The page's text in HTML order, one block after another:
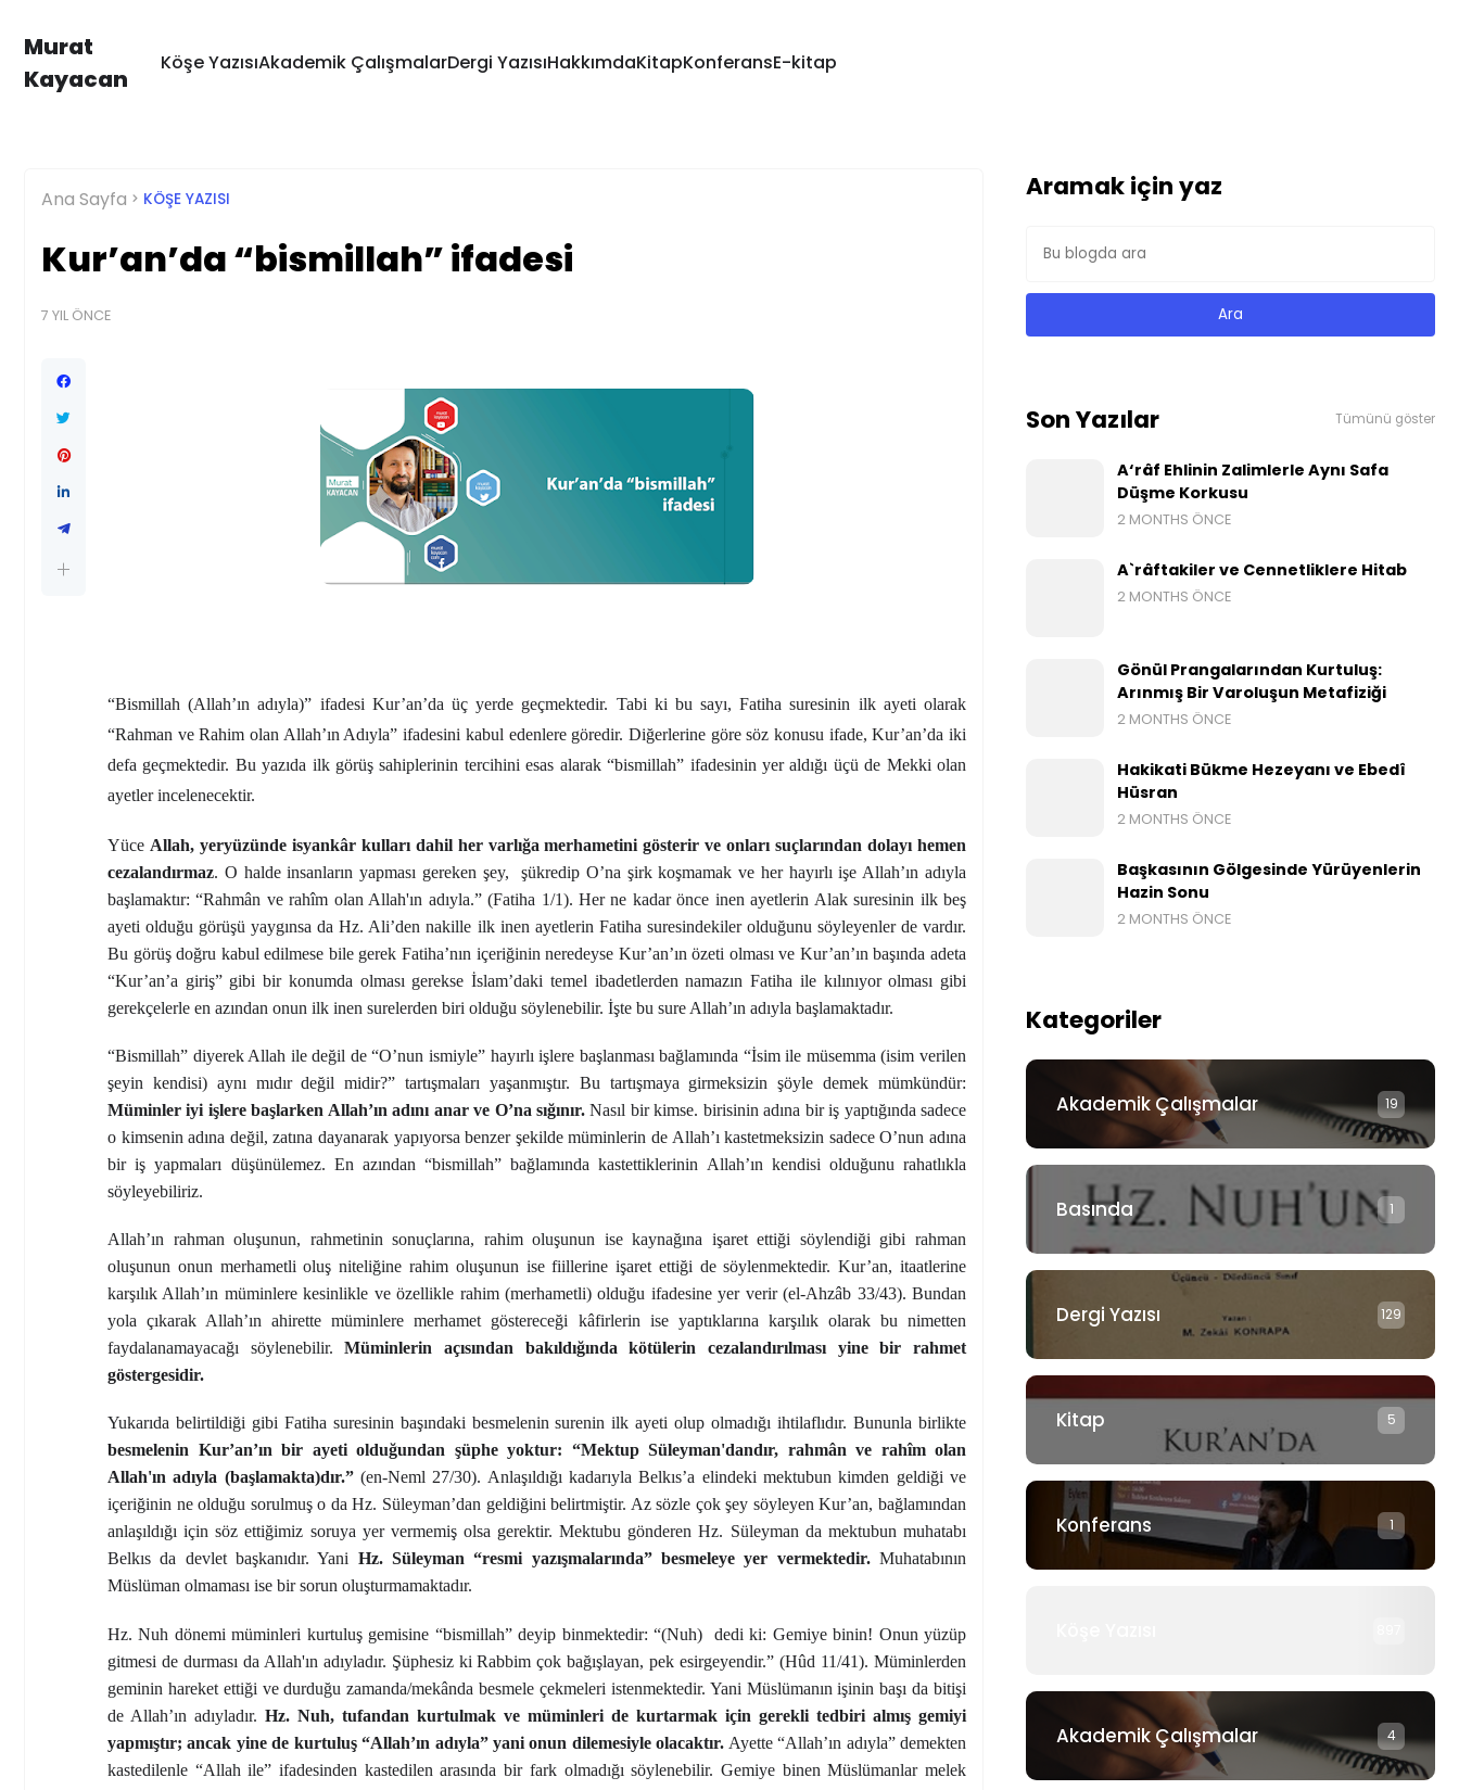
Murat
Kayacan
Köşe YazısıAkademik ÇalışmalarDergi YazısıHakkımdaKitapKonferansE-kitap
Ana Sayfa KÖŞE YAZISI
Kur’an’da “bismillah” ifadesi
7 YIL ÖNCE
“Bismillah (Allah’ın adıyla)” ifadesi Kur’an’da üç yerde geçmektedir. Tabi ki bu sayı, Fatiha suresinin ilk ayeti olarak
“Rahman ve Rahim olan Allah’ın Adıyla” ifadesini kabul edenlere göredir. Diğerlerine göre söz konusu ifade, Kur’an’da iki
defa geçmektedir. Bu yazıda ilk görüş sahiplerinin tercihini esas alarak “bismillah” ifadesinin yer aldığı üçü de Mekki olan
ayetler incelenecektir.
Yüce Allah, yeryüzünde isyankâr kulları dahil her varlığa merhametini gösterir ve onları suçlarından dolayı hemen
cezalandırmaz. O halde insanların yapması gereken şey,
şükredip O’na şirk koşmamak ve her hayırlı işe Allah’ın adıyla
başlamaktır:“Rahmân ve rahîm olan Allah'ın adıyla.” (Fatiha 1/1). Her ne kadar önce inen ayetlerin Alak suresinin ilk beş
ayeti olduğu görüşü yaygınsa da Hz. Ali’den nakille ilk inen ayetlerin Fatiha suresindekiler olduğunu söyleyenler de vardır.
Bu görüş doğru kabul edilmese bile gerek Fatiha’nın içeriğinin neredeyse Kur’an’ın özeti olması ve Kur’an’ın başında adeta
“Kur’an’a giriş” gibi bir konumda olması gerekse İslam’daki temel ibadetlerden namazın Fatiha ile kılınıyor olması gibi
gerekçelerle en azından onun ilk inen surelerden biri olduğu söylenebilir. İşte bu sure Allah’ın adıyla başlamaktadır.
“Bismillah” diyerek Allah ile değil de “O’nun ismiyle” hayırlı işlere başlanması bağlamında “İsim ile müsemma (isim verilen
şeyin kendisi) aynı mıdır değil midir?” tartışmaları yaşanmıştır. Bu tartışmaya girmeksizin şöyle demek mümkündür:
Müminler iyi işlere başlarken Allah’ın adını anar ve O’na sığınır.Nasıl bir kimse. birisinin adına bir iş yaptığında sadece
o kimsenin adına değil, zatına dayanarak yapıyorsa benzer şekilde müminlerin de Allah’ı kastetmeksizin sadece O’nun adına
bir iş yapmaları düşünülemez. En azından “bismillah” bağlamında kastettiklerinin Allah’ın kendisi olduğunu rahatlıkla
söyleyebiliriz.
Allah’ın rahman oluşunun, rahmetinin sonuçlarına, rahim oluşunun ise kaynağına işaret ettiği söylendiği gibi rahman
oluşunun onun merhametli oluş niteliğine rahim oluşunun ise fiillerine işaret ettiği de söylenmektedir. Kur’an, itaatlerine
karşılık Allah’ın müminlere kesinlikle ve özellikle rahim (merhametli) olduğu ifadesine yer verir (el-Ahzâb 33/43). Bundan
yola çıkarak Allah’ın ahirette müminlere merhamet göstereceği kâfirlerin ise yaptıklarına karşılık olarak bu nimetten
faydalanamayacağı söylenebilir.Müminlerin açısından bakıldığında kötülerin cezalandırılması yine bir rahmet
göstergesidir.
Yukarıda belirtildiği gibi Fatiha suresinin başındaki besmelenin surenin ilk ayeti olup olmadığı ihtilaflıdır. Bununla birlikte
besmelenin Kur’an’ın bir ayeti olduğundan şüphe yoktur: “Mektup Süleyman'dandır, rahmân ve rahîm olan
Allah'ın adıyla (başlamakta)dır.”(en-Neml 27/30). Anlaşıldığı kadarıyla Belkıs’a elindeki mektubun kimden geldiği ve
içeriğinin ne olduğu sorulmuş o da Hz. Süleyman’dan geldiğini belirtmiştir. Az sözle çok şey söyleyen Kur’an, bağlamından
anlaşıldığı için söz ettiğimiz soruya yer vermemiş olsa gerektir. Mektubu gönderen Hz. Süleyman da mektubun muhatabı
Belkıs da devlet başkanıdır. Yani Hz. Süleyman “resmi yazışmalarında” besmeleye yer vermektedir.Muhatabının
Müslüman olmaması ise bir sorun oluşturmamaktadır.
Hz. Nuh dönemi müminleri kurtuluş gemisine “bismillah” deyip binmektedir: “(Nuh) dedi ki: Gemiye binin! Onun yüzüp
gitmesi de durması da Allah'ın adıyladır. Şüphesiz ki Rabbim çok bağışlayan, pek esirgeyendir.” (Hûd 11/41). Müminlerden
geminin hareket ettiği ve durduğu zamanda/mekânda besmele çekmeleri istenmektedir. Yani Müslümanın işinin başı da bitişi
de Allah’ın adıyladır. Hz. Nuh, tufandan kurtulmak ve müminleri de kurtarmak için gerekli tedbiri almış gemiyi
yapmıştır; ancak yine de kurtuluş “Allah’ın adıyla” yani onun dilemesiyle olacaktır. Ayette “Allah’ın adıyla” demekten
kastedilenle “Allah ile” ifadesinden kastedilen arasında bir fark olmadığı söylenebilir. Gemiye binen Müslümanlar melek
Aramak için yaz
Son Yazılar Tümünü göster
A‘râf Ehlinin Zalimlerle Aynı Safa
Düşme Korkusu
2 MONTHS ÖNCE
A`râftakiler ve Cennetliklere Hitab
2 MONTHS ÖNCE
Gönül Prangalarından Kurtuluş:
Arınmış Bir Varoluşun Metafiziği
2 MONTHS ÖNCE
Hakikati Bükme Hezeyanı ve Ebedî
Hüsran
2 MONTHS ÖNCE
Başkasının Gölgesinde Yürüyenlerin
Hazin Sonu
2 MONTHS ÖNCE
Kategoriler
Akademik Çalışmalar 19
Basında 1
Dergi Yazısı 129
Kitap 5
Konferans 1
Akademik Çalışmalar 4